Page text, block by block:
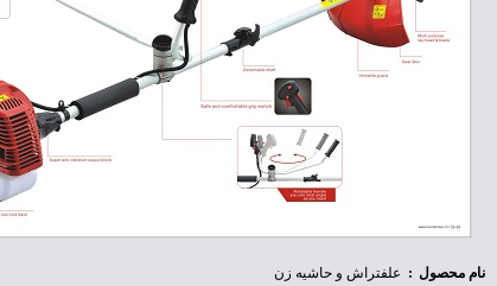
علفتراش و حاشیه زن : نام محصول